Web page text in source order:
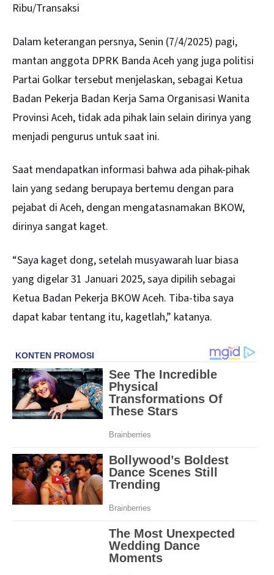
Ribu/Transaksi
Dalam keterangan persnya, Senin (7/4/2025) pagi,
mantan anggota DPRK Banda Aceh yang juga politisi
Partai Golkar tersebut menjelaskan, sebagai Ketua
Badan Pekerja Badan Kerja Sama Organisasi Wanita
Provinsi Aceh, tidak ada pihak lain selain dirinya yang
menjadi pengurus untuk saat ini.
Saat mendapatkan informasi bahwa ada pihak-pihak
lain yang sedang berupaya bertemu dengan para
pejabat di Aceh, dengan mengatasnamakan BKOW,
dirinya sangat kaget.
“Saya kaget dong, setelah musyawarah luar biasa
yang digelar 31 Januari 2025, saya dipilih sebagai
Ketua Badan Pekerja BKOW Aceh. Tiba-tiba saya
dapat kabar tentang itu, kagetlah,” katanya.